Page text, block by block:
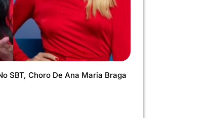
SBT, Choro De Ana Maria Braga